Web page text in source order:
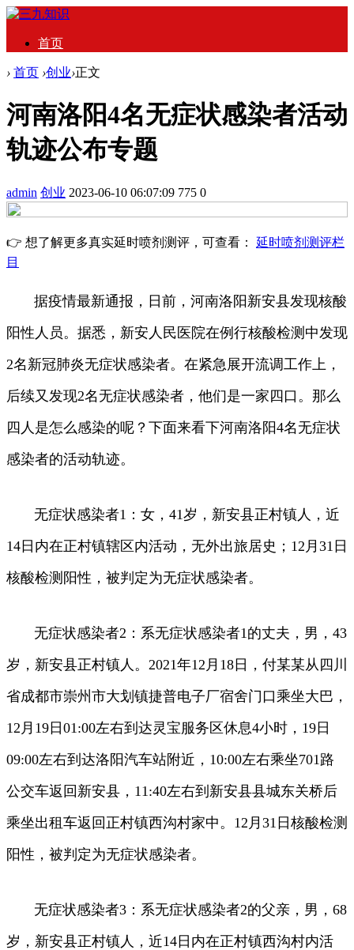
首页
› 首页 ›创业›正文
河南洛阳4名无症状感染者活动
轨迹公布专题
admin 创业 2023-06-10 06:07:09 775 0
👉 想了解更多真实延时喷剂测评，可查看： 延时喷剂测评栏
目
据疫情最新通报，日前，河南洛阳新安县发现核酸
阳性人员。据悉，新安人民医院在例行核酸检测中发现
2名新冠肺炎无症状感染者。在紧急展开流调工作上，
后续又发现2名无症状感染者，他们是一家四口。那么
四人是怎么感染的呢？下面来看下河南洛阳4名无症状
感染者的活动轨迹。
无症状感染者1：女，41岁，新安县正村镇人，近
14日内在正村镇辖区内活动，无外出旅居史；12月31日
核酸检测阳性，被判定为无症状感染者。
无症状感染者2：系无症状感染者1的丈夫，男，43
岁，新安县正村镇人。2021年12月18日，付某某从四川
省成都市崇州市大划镇捷普电子厂宿舍门口乘坐大巴，
12月19日01:00左右到达灵宝服务区休息4小时，19日
09:00左右到达洛阳汽车站附近，10:00左右乘坐701路
公交车返回新安县，11:40左右到新安县县城东关桥后
乘坐出租车返回正村镇西沟村家中。12月31日核酸检测
阳性，被判定为无症状感染者。
无症状感染者3：系无症状感染者2的父亲，男，68
岁，新安县正村镇人，近14日内在正村镇西沟村内活